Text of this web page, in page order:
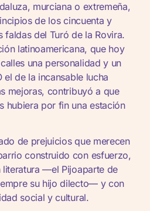
murciana o extremeña,
de los cincuenta y
faldas del Turó de la Rovira.
latinoamericana, que hoy
una personalidad y un
de la incansable lucha
mejoras, contribuyó a que
hubiera por fin una estación
de prejuicios que merecen
construido con esfuerzo,
—el Pijoaparte de
su hijo dilecto— y con
social y cultural.